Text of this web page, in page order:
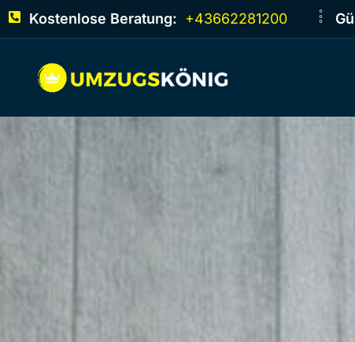
Kostenlose Beratung: +43662281200